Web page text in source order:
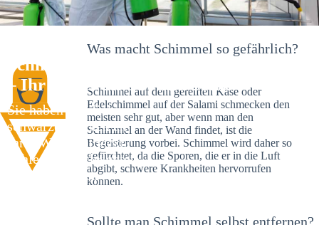
Schimmelexperte in Sankt Nikolaus
– Ihr Helfer an Ort und Stelle
Sie haben kürzlich
schwarze Flecken an
Ihrer Wand entdeckt?
Schlechte Nachrichten:
Sie haben einen
Was macht Schimmel so gefährlich?
Schimmel auf dem gereiften Käse oder
Edelschimmel auf der Salami schmecken den
meisten sehr gut, aber wenn man den
Schimmel an der Wand findet, ist die
Begeisterung vorbei. Schimmel wird daher so
gefürchtet, da die Sporen, die er in die Luft
abgibt, schwere Krankheiten hervorrufen
können.
Sollte man Schimmel selbst entfernen?